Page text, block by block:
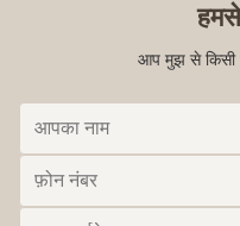
आप मुझ से किसी